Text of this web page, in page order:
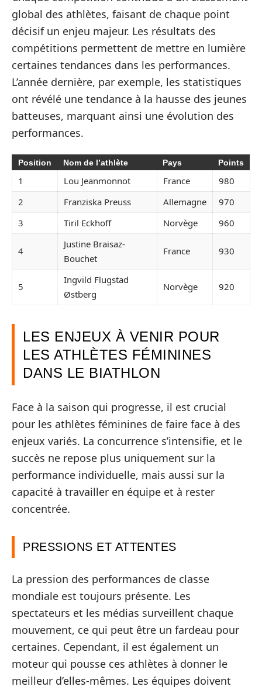
global des athlètes, faisant de chaque point
décisif un enjeu majeur. Les résultats des
compétitions permettent de mettre en lumière
certaines tendances dans les performances.
L’année dernière, par exemple, les statistiques
ont révélé une tendance à la hausse des jeunes
batteuses, marquant ainsi une évolution des
performances.
Position Nom de l’athlète Pays Points
1 Lou Jeanmonnot France
980
2
Franziska Preuss Allemagne
970
3
Tiril Eckhoff Norvège 960
4
Justine Braisaz-
Bouchet
France 930
5
Ingvild Flugstad
Østberg
Norvège 920
LES ENJEUX À VENIR POUR
LES ATHLÈTES FÉMININES
DANS LE BIATHLON
Face à la saison qui progresse, il est crucial
pour les athlètes féminines de faire face à des
enjeux variés. La concurrence s’intensifie, et le
succès ne repose plus uniquement sur la
performance individuelle, mais aussi sur la
capacité à travailler en équipe et à rester
concentrée.
PRESSIONS ET ATTENTES
La pression des performances de classe
mondiale est toujours présente. Les
spectateurs et les médias surveillent chaque
mouvement, ce qui peut être un fardeau pour
certaines. Cependant, il est également un
moteur qui pousse ces athlètes à donner le
meilleur d’elles-mêmes. Les équipes doivent